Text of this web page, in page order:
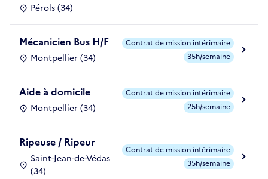
Pérols (34)
Mécanicien Bus H/F
Montpellier (34)
Contrat de mission intérimaire
35h/semaine
Aide à domicile
Montpellier (34)
Contrat de mission intérimaire
25h/semaine
Ripeuse / Ripeur
Saint-Jean-de-Védas
(34)
Contrat de mission intérimaire
35h/semaine